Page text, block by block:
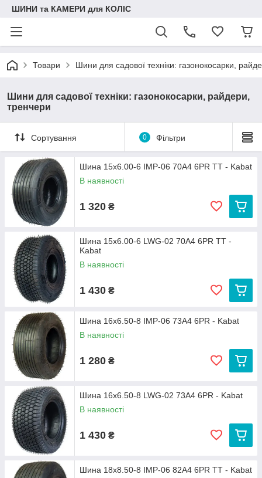
ШИНИ та КАМЕРИ для КОЛІС
Товари Шини для садової техніки: газонокосарки,
Шини для садової техніки: газонокосарки, райдери,
тренчери
Сортування 0 Фільтри
Шина 15x6.00-6 IMP-06 70A4 6PR TT - Kabat
В наявності
1 320 ₴
Шина 15x6.00-6 LWG-02 70A4 6PR TT -
Kabat
В наявності
1 430 ₴
Шина 16x6.50-8 IMP-06 73A4 6PR - Kabat
В наявності
1 280 ₴
Шина 16x6.50-8 LWG-02 73A4 6PR - Kabat
В наявності
1 430 ₴
Шина 18x8.50-8 IMP-06 82A4 6PR TT - Kabat